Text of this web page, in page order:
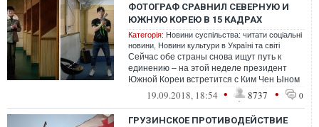
ФОТОГРАФ СРАВНИЛ СЕВЕРНУЮ И
ЮЖНУЮ КОРЕЮ В 15 КАДРАХ
Категорія: Новини суспільства: читати соціальні
новини Новини культури в Україні та світі
Сейчас обе страны снова ищут путь к
единению – на этой неделе президент
Южной Кореи встретится с Ким Чен Ыном
в Пхеньяне для третьего раунда мирных
19.09.2018, 18:54 • 8737 • 0
ГРУЗИНСКОЕ ПРОТИВОДЕЙСТВИЕ